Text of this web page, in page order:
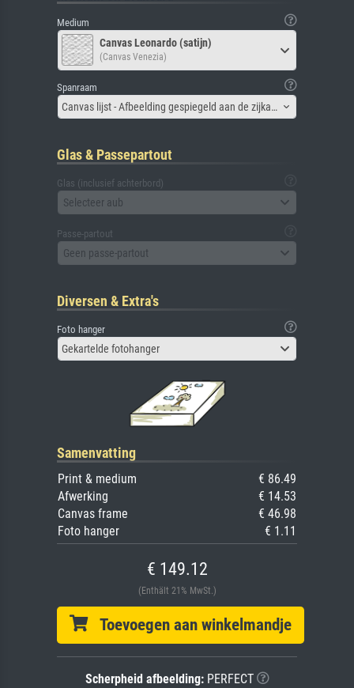
Medium
Canvas Leonardo (satijn)
(Canvas Venezia)
Spanraam
Canvas lijst - Afbeelding gespiegeld aan de zijkant
Glas & Passepartout
Glas (inclusief achterbord)
Selecteer aub
Passe-partout
Geen passe-partout
Diversen & Extra's
Foto hanger
Gekartelde fotohanger
Samenvatting
Print & medium
€ 86.49
Afwerking
€ 14.53
Canvas frame
€ 46.98
Foto hanger
€ 1.11
€ 149.12
(Enthält 21% MwSt.)
Toevoegen aan winkelmandje
Scherpheid afbeelding:PERFECT